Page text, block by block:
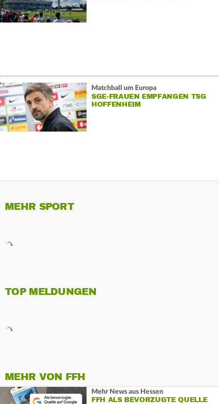
Matchball um Europa
SGE-FRAUEN EMPFANGEN TSG
HOFFENHEIM
MEHR SPORT
TOP MELDUNGEN
MEHR VON FFH
Mehr News aus Hessen
FFH ALS BEVORZUGTE QUELLE